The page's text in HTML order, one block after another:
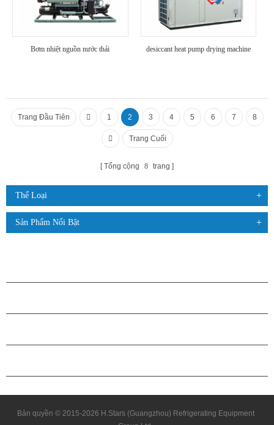
Bơm nhiệt nguồn nước thải desiccant heat pump drying machine
Trang Đầu Tiên 1 2 3 4 5 6 7 8
Trang Cuối
Tổng cộng 8 trang
Thể Loại
Sản Phẩm Nổi Bật
Bản quyền © 2015-2026 H.Stars (Guangzhou) Refrigerating Equipment